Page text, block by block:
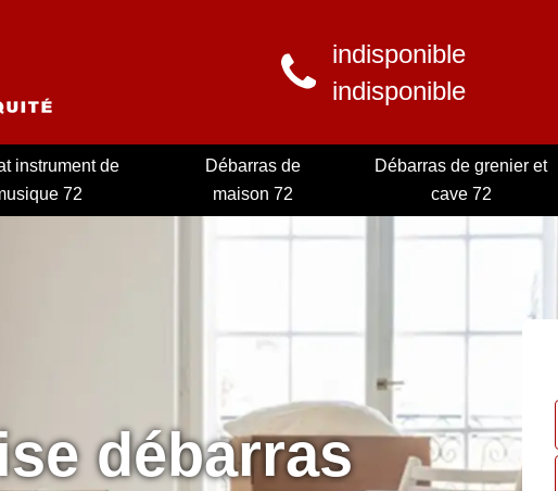
indisponible
indisponible
instrument de
72
Débarras de
maison 72
Débarras de grenier et
cave 72
débarras